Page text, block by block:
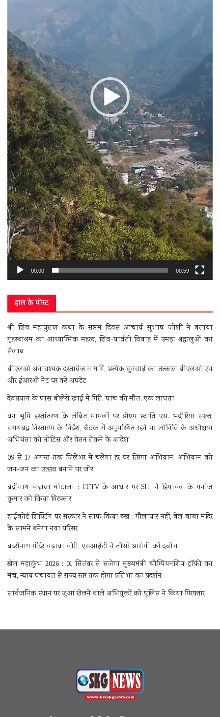
00:00 00:59
हाल के पोस्ट
श्री शिव महापुराण कथा के सप्तम दिवस आचार्य सुभाष जोशी ने बताया
गृहस्थाश्रम का आध्यात्मिक महत्व, शिव-पार्वती विवाह में उमड़ा श्रद्धालुओं का
सैलाब
बीएलओ अनावश्यक दस्तावेज न मांगें, प्रत्येक सुनवाई का तत्काल बीएलओ एप
और ईआरओ नेट पर करें अपडेट
देवप्रयाग के पास बोलेरो खाई में गिरी, पांच की मौत, एक लापता
वन भूमि हस्तांतरण के लंबित मामलों पर डीएम स्वाति एस. भदौरिया सख्त,
समयबद्ध निस्तारण के निर्देश, बैठक में अनुपस्थित रहने पर लोनिवि के अधीक्षण
अभियंता को नोटिस और वेतन रोकने के आदेश
09 से 17 अगस्त तक जिलेभर में चलेगा हर घर तिरंगा अभियान, अभियान को
जन-जन का उत्सव बनाने पर जोर
बद्रीनाथ चढ़ावा घोटाला : CCTV के आधार पर SIT ने हिमाचल के मनोज
कुमार को किया गिरफ्तार
हाईकोर्ट शिफ्टिंग पर सरकार ने साफ किया रुख : गौलापार नहीं, बेल बाबा मंदिर
के सामने बनेगा नया परिसर
बदरीनाथ मंदिर चढ़ावा चोरी, एसआईटी ने तीसरे आरोपी को दबोचा
खेल महाकुंभ 2026 : 01 सितंबर से सजेगा मुख्यमंत्री चौम्पियनशिप ट्रॉफी का
मंच, न्याय पंचायत से राज्य स्तर तक होगा प्रतिभा का प्रदर्शन
सार्वजनिक स्थान पर जुआ खेलने वाले अभियुक्तों को पुलिस ने किया गिरफ्तार